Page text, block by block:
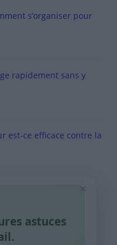
s’organiser pour
rapidement sans y
est-ce efficace contre la
: routine simple +
×
astuces